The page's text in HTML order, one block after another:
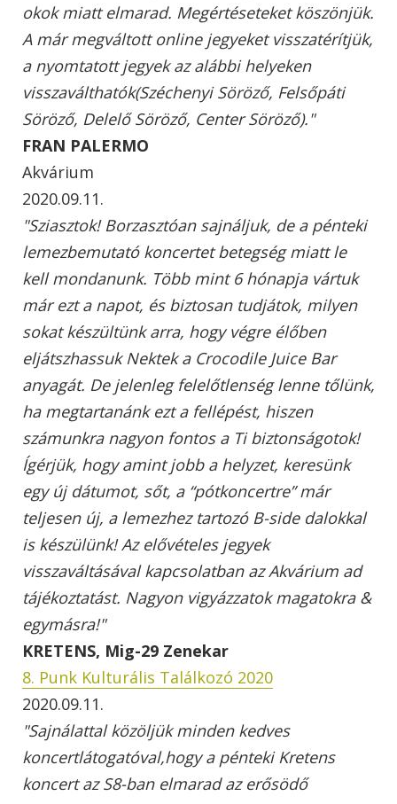
okok miatt elmarad. Megértéseteket köszönjük.
A már megváltott online jegyeket visszatérítjük,
a nyomtatott jegyek az alábbi helyeken
visszaválthatók(Széchenyi Söröző, Felsőpáti
Söröző, Delelő Söröző, Center Söröző)."
FRAN PALERMO
Akvárium
2020.09.11.
"Sziasztok! Borzasztóan sajnáljuk, de a pénteki
lemezbemutató koncertet betegség miatt le
kell mondanunk. Több mint 6 hónapja vártuk
már ezt a napot, és biztosan tudjátok, milyen
sokat készültünk arra, hogy végre élőben
eljátszhassuk Nektek a Crocodile Juice Bar
anyagát. De jelenleg felelőtlenség lenne tőlünk,
ha megtartanánk ezt a fellépést, hiszen
számunkra nagyon fontos a Ti biztonságotok!
Ígérjük, hogy amint jobb a helyzet, keresünk
egy új dátumot, sőt, a “pótkoncertre” már
teljesen új, a lemezhez tartozó B-side dalokkal
is készülünk! Az elővételes jegyek
visszaváltásával kapcsolatban az Akvárium ad
tájékoztatást. Nagyon vigyázzatok magatokra &
egymásra!"
KRETENS, Mig-29 Zenekar
8. Punk Kulturális Találkozó 2020
2020.09.11.
"Sajnálattal közöljük minden kedves
koncertlátogatóval,hogy a pénteki Kretens
koncert az S8-ban elmarad az erősödő